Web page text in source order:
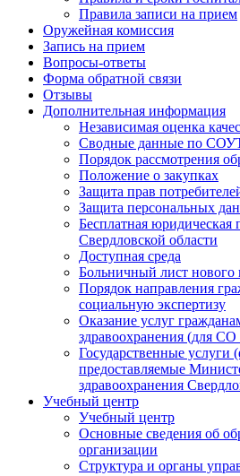
Правила записи на прием
Оружейная комиссия
Запись на прием
Вопросы-ответы
Форма обратной связи
Отзывы
Дополнительная информация
Независимая оценка
Сводные данные по
Порядок рассмотрения
Положение о закупках
Защита прав
Защита персональных
Бесплатная
Свердловской области
Доступная среда
Больничный лист нового
Порядок направления
социальную экспертизу
Оказание услуг
здравоохранения (для
Государственные услуги
предоставляемые
здравоохранения
Учебный центр
Учебный центр
Основные сведения об
организации
Структура и органы